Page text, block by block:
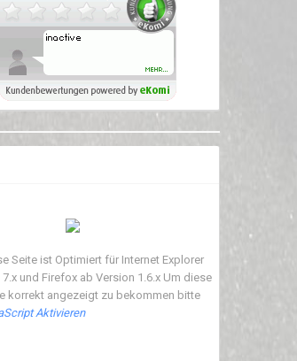
Seite ist Optimiert für Internet Explorer
7.x und Firefox ab Version 1.6.x Um diese
korrekt angezeigt zu bekommen bitte
Aktivieren